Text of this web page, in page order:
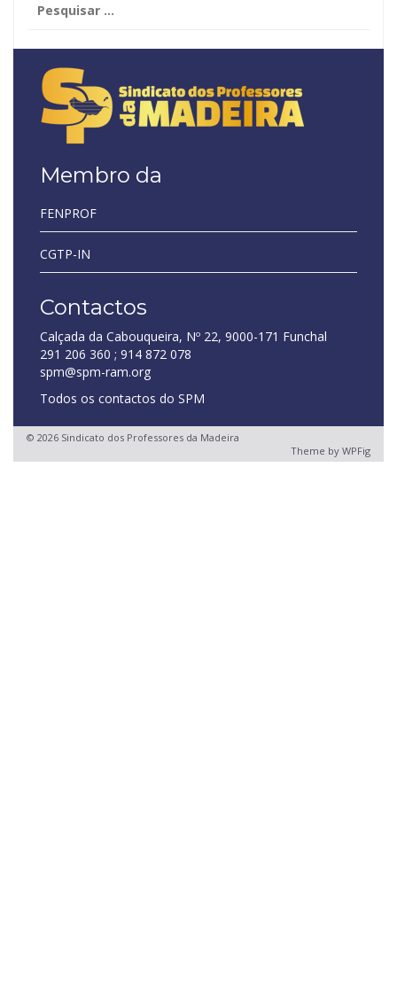
por:
Membro da
FENPROF
CGTP-IN
Contactos
Calçada da Cabouqueira, Nº 22, 9000-171 Funchal
291 206 360 ; 914 872 078
spm@spm-ram.org
Todos os contactos do SPM
© 2026 Sindicato dos Professores da Madeira
Theme by WPFig